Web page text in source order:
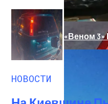
«Веном
НОВОСТИ